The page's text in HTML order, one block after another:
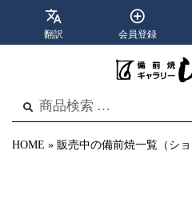
翻訳 会員登録
結
検
索
HOME » 販売中の備前焼一覧（ショ